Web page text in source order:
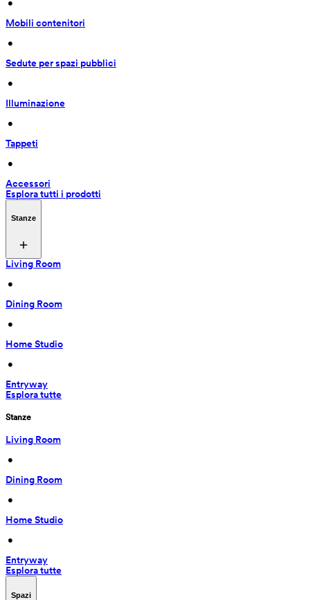
•
Mobili contenitori
•
Sedute per spazi pubblici
•
Illuminazione
•
Tappeti
•
Accessori
Esplora tutti i prodotti
Stanze
Living Room
•
Dining Room
•
Home Studio
•
Entryway
Esplora tutte
Stanze
Living Room
•
Dining Room
•
Home Studio
•
Entryway
Esplora tutte
Spazi